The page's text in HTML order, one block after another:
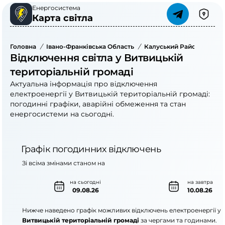
Енергосистема
Карта світла
Головна / Івано-Франківська Область / Калуський Район
Відключення світла у Витвицькій
територіальній громаді
Актуальна інформація про відключення
електроенергії у Витвицькій територіальній громаді:
погодинні графіки, аварійні обмеження та стан
енергосистеми на сьогодні.
Графік погодинних відключень
на сьогодні
09.08.26
на завтра
10.08.26
Зі всіма змінами станом на
Нижче наведено графік можливих відключень електроенергії у
Витвицькій територіальній громаді за чергами та годинами.